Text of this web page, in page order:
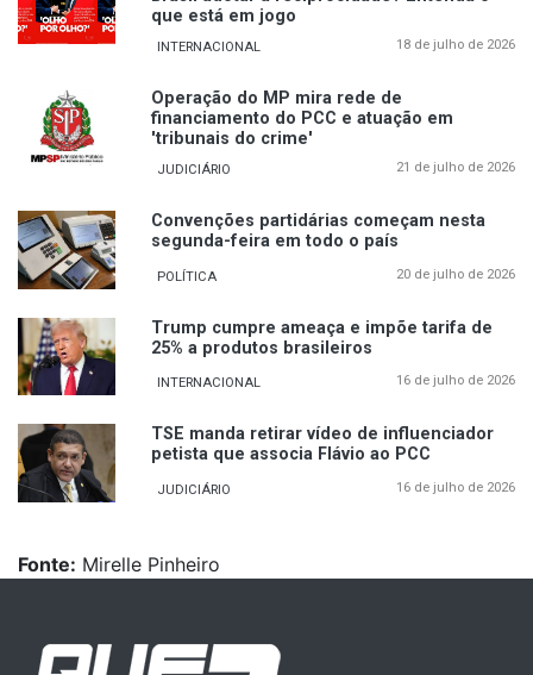
que está em jogo
INTERNACIONAL 18 de julho de 2026
Operação do MP mira rede de
financiamento do PCC e atuação em
'tribunais do crime'
JUDICIÁRIO 21 de julho de 2026
Convenções partidárias começam nesta
segunda-feira em todo o país
POLÍTICA 20 de julho de 2026
Trump cumpre ameaça e impõe tarifa de
25% a produtos brasileiros
INTERNACIONAL 16 de julho de 2026
TSE manda retirar vídeo de influenciador
petista que associa Flávio ao PCC
JUDICIÁRIO 16 de julho de 2026
Fonte: Mirelle Pinheiro